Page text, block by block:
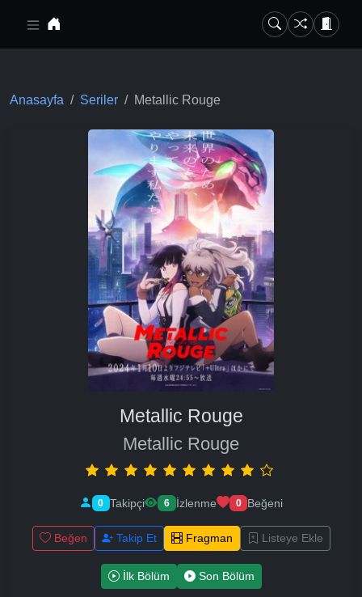
Anasayfa Seriler Metallic Rouge
Metallic Rouge
Metallic Rouge
0 Takipçi 6 İzlenme 0 Beğeni
Beğen Takip Et Fragman Listeye Ekle
İlk Bölüm Son Bölüm